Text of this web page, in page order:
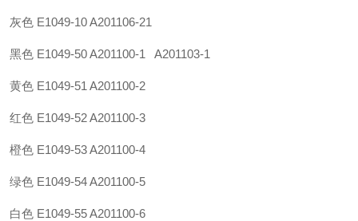
灰色 E1049-10 A201106-21
黑色 E1049-50 A201100-1 A201103-1
黄色 E1049-51 A201100-2
红色 E1049-52 A201100-3
橙色 E1049-53 A201100-4
绿色 E1049-54 A201100-5
白色 E1049-55 A201100-6